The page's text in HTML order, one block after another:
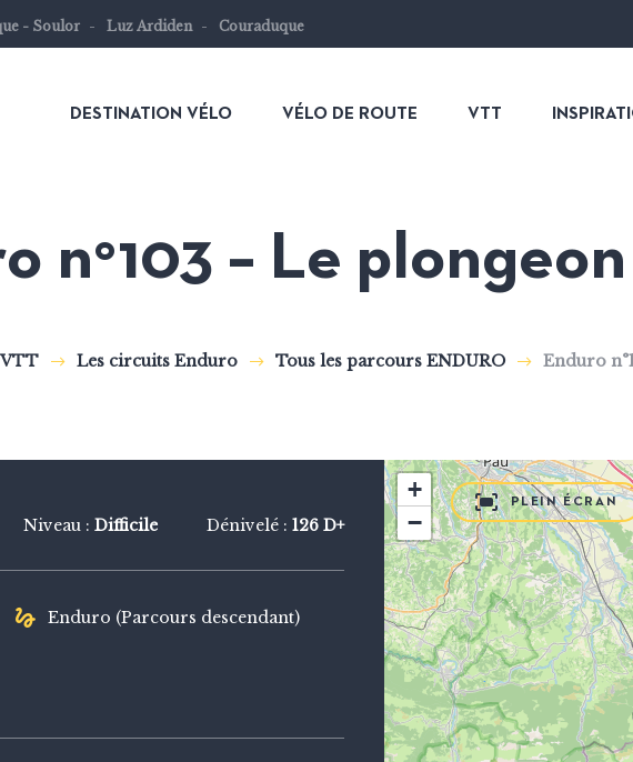
- Soulor Luz Ardiden Couraduque
DESTINATION VÉLO VÉLO DE ROUTE VTT
n°103 – Le
VTT Les circuits Enduro Tous les parcours ENDURO Enduro
Niveau : Difficile Dénivelé : 126 D+
Enduro (Parcours descendant)
PLEIN ÉCRAN
+
−